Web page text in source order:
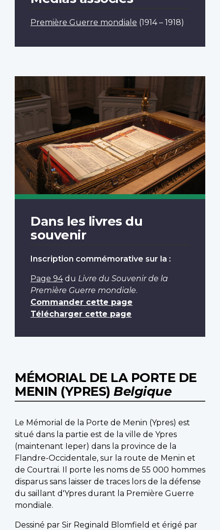
Première Guerre mondiale (1914 – 1918)
Dans les livres du
souvenir
Inscription commémorative sur la :
Page 94du Livre du Souvenir de la
Première Guerre mondiale.
Commander cette page
Télécharger cette page
MÉMORIAL DE LA PORTE DE
MENIN (YPRES) Belgique
Le Mémorial de la Porte de Menin (Ypres) est
situé dans la partie est de la ville de Ypres
(maintenant Ieper) dans la province de la
Flandre-Occidentale, sur la route de Menin et
de Courtrai. Il porte les noms de 55 000 hommes
disparus sans laisser de traces lors de la défense
du saillant d'Ypres durant la Première Guerre
mondiale.
Dessiné par Sir Reginald Blomfield et érigé par